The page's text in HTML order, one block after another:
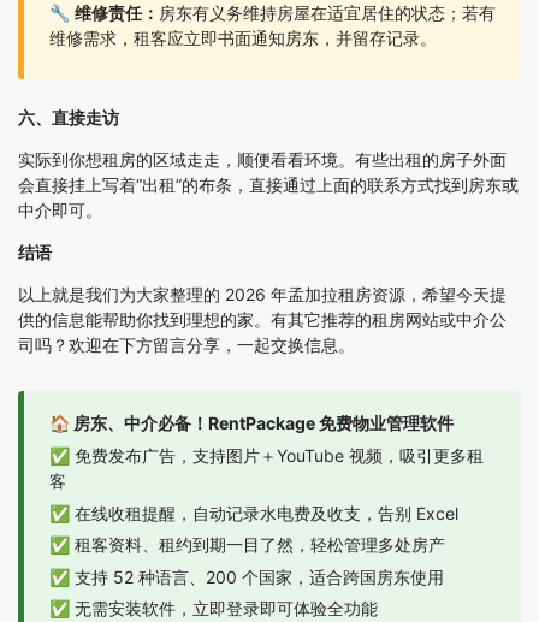
🔧 维修责任： 房东有义务维持房屋在适宜居住的状态；若有
维修需求，租客应立即书面通知房东，并留存记录。
六、直接走访
实际到你想租房的区域走走，顺便看看环境。有些出租的房子外面
会直接挂上写着“出租”的布条，直接通过上面的联系方式找到房东或
中介即可。
结语
以上就是我们为大家整理的 2026 年孟加拉租房资源，希望今天提
供的信息能帮助你找到理想的家。有其它推荐的租房网站或中介公
司吗？欢迎在下方留言分享，一起交换信息。
🏠 房东、中介必备！RentPackage 免费物业管理软件
✅ 免费发布广告，支持图片＋YouTube 视频，吸引更多租
客
✅ 在线收租提醒，自动记录水电费及收支，告别 Excel
✅ 租客资料、租约到期一目了然，轻松管理多处房产
✅ 支持 52 种语言、200 个国家，适合跨国房东使用
✅ 无需安装软件，立即登录即可体验全功能